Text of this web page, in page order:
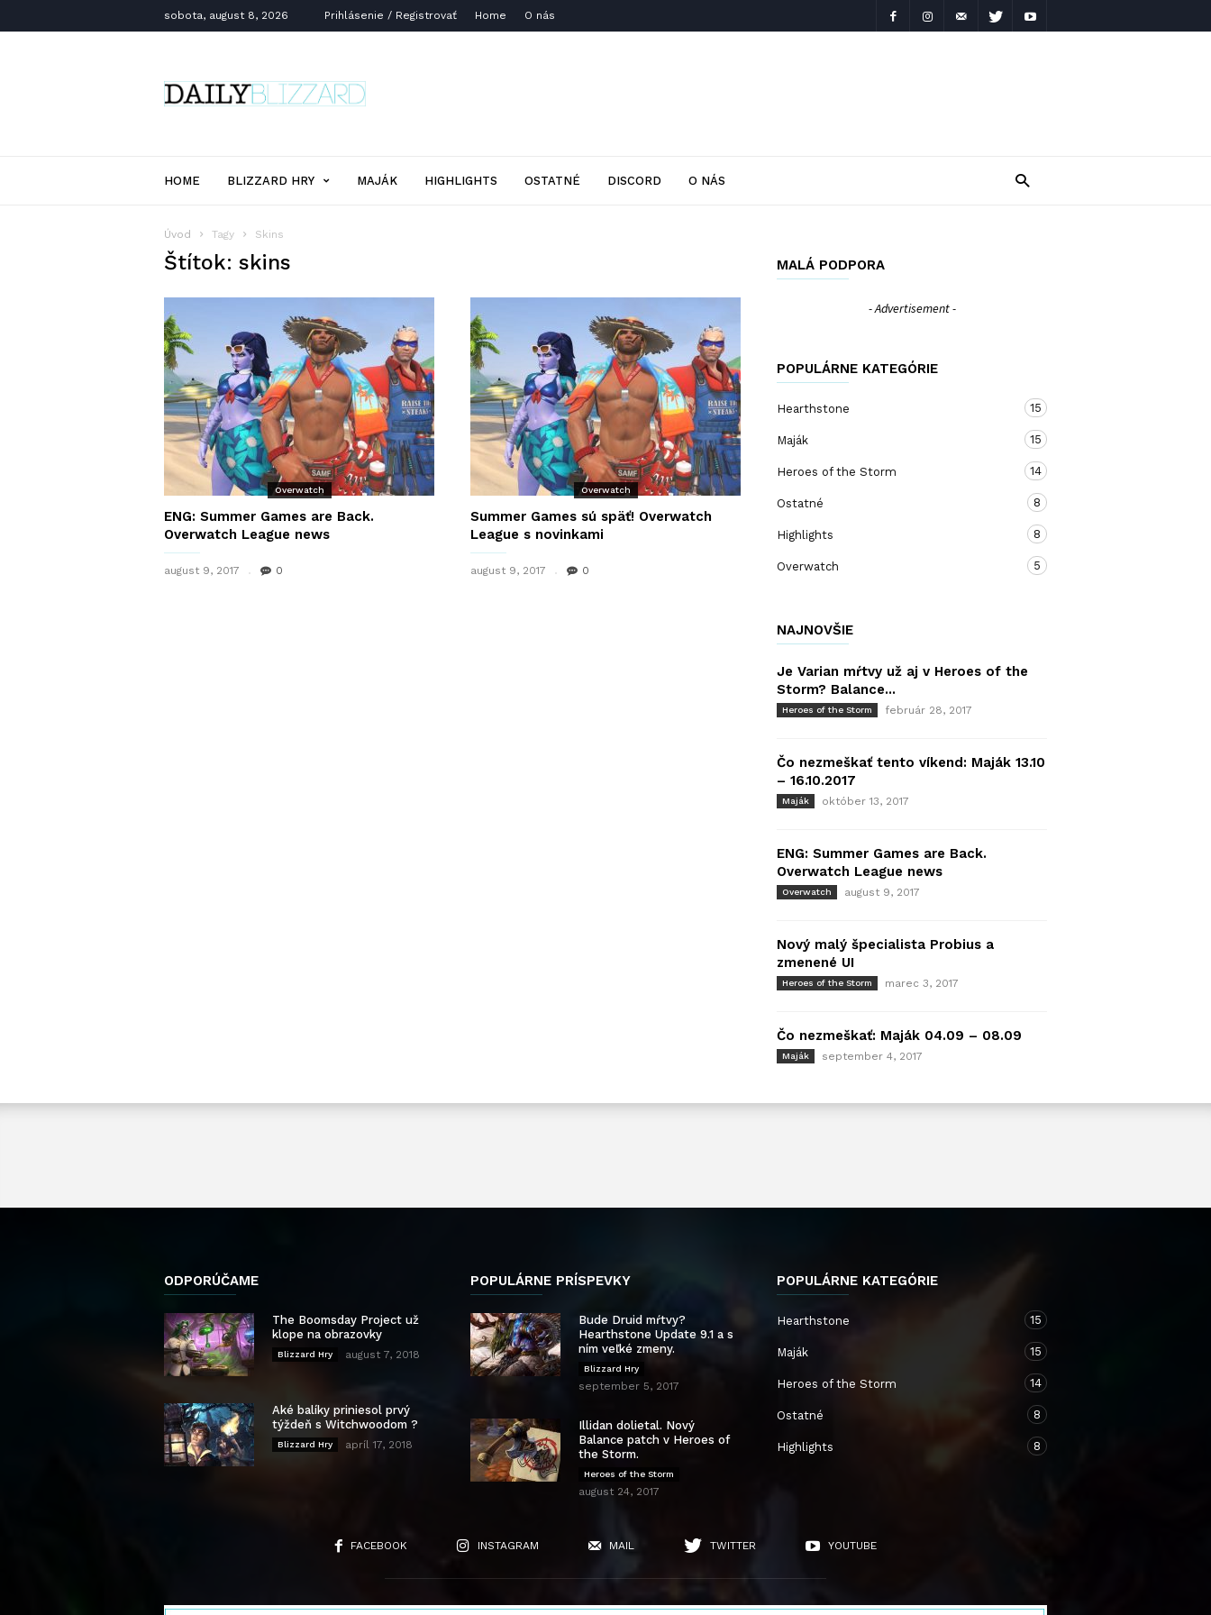
sobota, august 8, 2026 Prihlásenie / Registrovať Home O nás
Blizzard
HOME BLIZZARD HRY MAJÁK HIGHLIGHTS OSTATNÉ DISCORD O NÁS
Úvod Tagy Skins
Štítok: skins
Overwatch
ENG: Summer Games are Back.
Overwatch League news
august 9, 2017 0
Overwatch
Summer Games sú späť! Overwatch
League s novinkami
august 9, 2017 0
MALÁ PODPORA
- Advertisement -
POPULÁRNE KATEGÓRIE
Hearthstone 15
Maják 15
Heroes of the Storm 14
Ostatné 8
Highlights 8
Overwatch 5
NAJNOVŠIE
Je Varian mŕtvy už aj v Heroes of the
Storm? Balance...
Heroes of the Storm február 28, 2017
Čo nezmeškať tento víkend: Maják 13.10
– 16.10.2017
Maják október 13, 2017
ENG: Summer Games are Back.
Overwatch League news
Overwatch august 9, 2017
Nový malý špecialista Probius a
zmenené UI
Heroes of the Storm marec 3, 2017
Čo nezmeškať: Maják 04.09 – 08.09
Maják september 4, 2017
ODPORÚČAME
The Boomsday Project už
klope na obrazovky
Blizzard Hry august 7, 2018
Aké balíky priniesol prvý
týždeň s Witchwoodom ?
Blizzard Hry apríl 17, 2018
POPULÁRNE PRÍSPEVKY
Bude Druid mŕtvy?
Hearthstone Update 9.1 a s
ním veľké zmeny.
Blizzard Hry
september 5, 2017
Illidan dolietal. Nový
Balance patch v Heroes of
the Storm.
Heroes of the Storm
august 24, 2017
POPULÁRNE KATEGÓRIE
Hearthstone 15
Maják 15
Heroes of the Storm 14
Ostatné 8
Highlights 8
FACEBOOK INSTAGRAM MAIL TWITTER YOUTUBE